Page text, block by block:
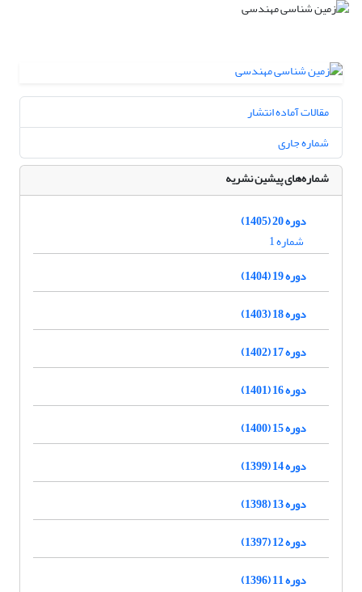
مقالات آماده انتشار
شماره جاری
شماره‌های پیشین نشریه
دوره 20 (1405)
شماره 1
دوره 19 (1404)
دوره 18 (1403)
دوره 17 (1402)
دوره 16 (1401)
دوره 15 (1400)
دوره 14 (1399)
دوره 13 (1398)
دوره 12 (1397)
دوره 11 (1396)